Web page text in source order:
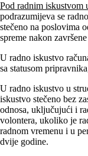
Pod radnim iskustvom
podrazumijeva se
stečeno na poslovima
spreme nakon
U radno iskustvo
sa statusom
U radno iskustvo u
iskustvo stečeno bez
odnosa, uključujući i
volontera, ukoliko je
radnom vremenu i u
dvije godine.